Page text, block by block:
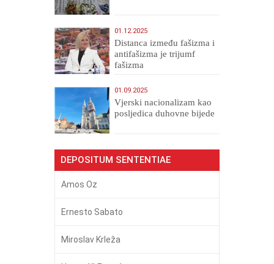
01.12.2025
Distanca između fašizma i
antifašizma je trijumf
fašizma
01.09.2025
​Vjerski nacionalizam kao
posljedica duhovne bijede
DEPOSITUM SENTENTIAE
Amos Oz
Ernesto Sabato
Miroslav Krleža